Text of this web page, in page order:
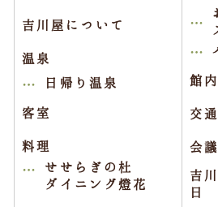
吉川屋について
温泉
日帰り温泉
客室
料理
せせらぎの杜
ダイニング燈花
館内
交
会
吉
日